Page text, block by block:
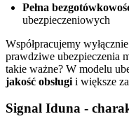
Pełna
ubezpieczeniowych
Współpracujemy
prawdziwe ubezpieczenia
takie ważne? W modelu
jakość obsługi i większe
Signal Iduna -